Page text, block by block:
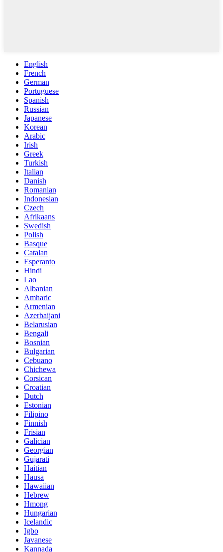
English
French
German
Portuguese
Spanish
Russian
Japanese
Korean
Arabic
Irish
Greek
Turkish
Italian
Danish
Romanian
Indonesian
Czech
Afrikaans
Swedish
Polish
Basque
Catalan
Esperanto
Hindi
Lao
Albanian
Amharic
Armenian
Azerbaijani
Belarusian
Bengali
Bosnian
Bulgarian
Cebuano
Chichewa
Corsican
Croatian
Dutch
Estonian
Filipino
Finnish
Frisian
Galician
Georgian
Gujarati
Haitian
Hausa
Hawaiian
Hebrew
Hmong
Hungarian
Icelandic
Igbo
Javanese
Kannada